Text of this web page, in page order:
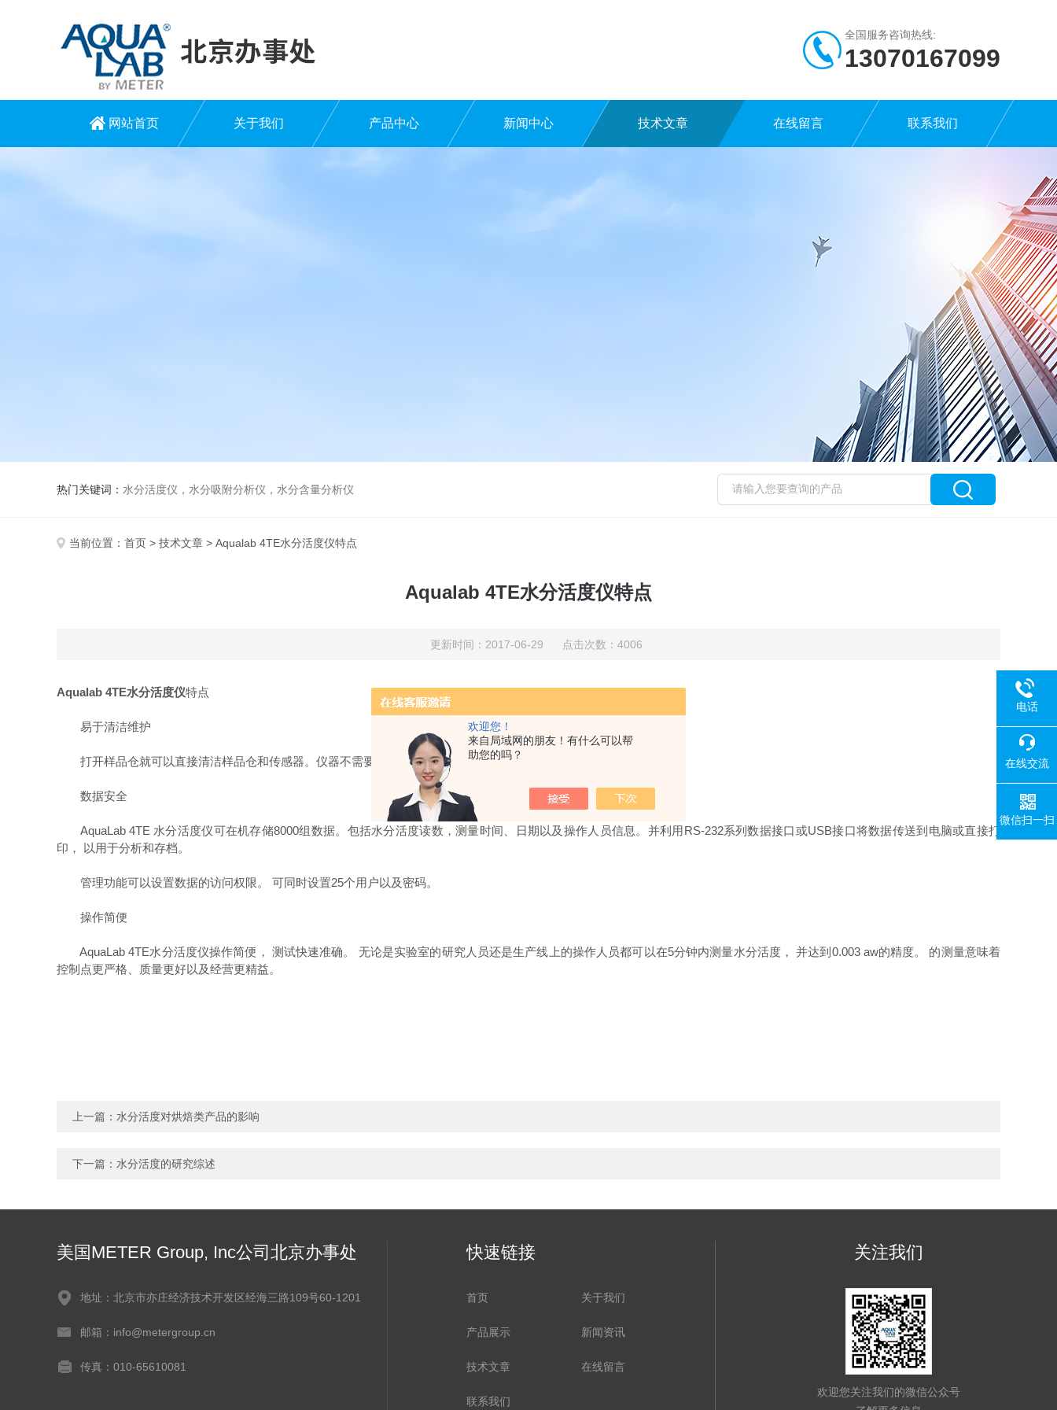
欢迎您！
来自局域网的朋友！有什么可以帮
助您的吗？
全国服务咨询热线:
13070167099
网站首页 关于我们 产品中心 新闻中心 技术文章 在线留言 联系我们
热门关键词： 水分活度仪，水分吸附分析仪，水分含量分析仪
当前位置： 首页 > 技术文章 > Aqualab 4TE水分活度仪特点
Aqualab 4TE水分活度仪特点
更新时间：2017-06-29 点击次数：4006
Aqualab 4TE水分活度仪特点
易于清洁维护
打开样品仓就可以直接清洁样品仓和传感器。仪器不需要其它日常维护。
数据安全
AquaLab 4TE 水分活度仪可在机存储8000组数据。包括水分活度读数，测量时间、日期以及操作人员信息。并利用RS-232系列数据接口或USB接口将数据传送到电脑或直接打
印， 以用于分析和存档。
管理功能可以设置数据的访问权限。 可同时设置25个用户以及密码。
操作简便
AquaLab 4TE水分活度仪操作简便， 测试快速准确。 无论是实验室的研究人员还是生产线上的操作人员都可以在5分钟内测量水分活度， 并达到0.003 aw的精度。 的测量意味着
控制点更严格、质量更好以及经营更精益。
上一篇： 水分活度对烘焙类产品的影响
下一篇： 水分活度的研究综述
美国METER Group, Inc公司北京办事处
地址：北京市亦庄经济技术开发区经海三路109号60-1201
邮箱：info@metergroup.cn
传真：010-65610081
快速链接
首页 关于我们
产品展示 新闻资讯
技术文章 在线留言
联系我们
关注我们
欢迎您关注我们的微信公众号
电话
在线交流
微信扫一扫